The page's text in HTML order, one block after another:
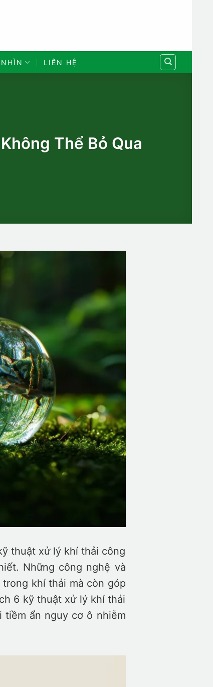
LIÊN HỆ
Thể Bỏ Qua
thuật xử lý khí thải công
Những công nghệ và
khí thải mà còn góp
6 kỹ thuật xử lý khí thải
tiềm ẩn nguy cơ ô nhiễm